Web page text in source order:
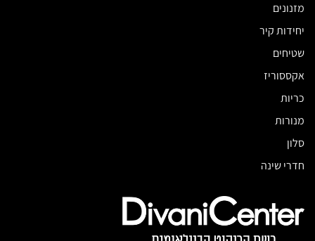
מזנונים
יחידות קיר
שטיחים
אקססוריז
כריות
מנורות
סלון
חדרי שינה